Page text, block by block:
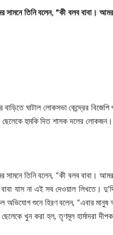
সামনে তিনি বলেন, "কী বলব বাবা।
ঘাটাল লোকসভা কেন্দ্রের বিজেপি
ছেলেকে হুমকি দিত শাসক দলের
সামনে তিনি বলেন, “কী বলব বাবা।
যাস না এই সব দেওয়াল লিখতে।
অভিযোগ শুনে হিরণ বলেন, “এবার
খুন করা হল, তৃণমূল হার্মাদরা